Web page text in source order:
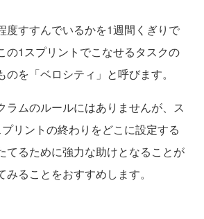
度すすんでいるかを1週間くぎりで
の1スプリントでこなせるタスクの
を「ベロシティ」と呼びます。
ムのルールにはありませんが、ス
リントの終わりをどこに設定する
てるために強力な助けとなることが
ることをおすすめします。